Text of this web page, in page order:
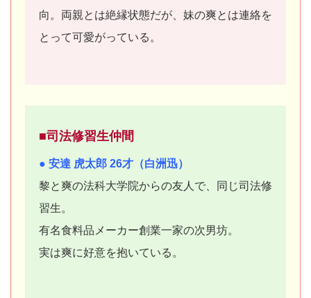
向。両親とは絶縁状態だが、妹の爽とは連絡を
とって可愛がっている。
■司法修習生仲間
● 安達 虎太郎 26才（白洲迅）
黎と爽の法科大学院からの友人で、同じ司法修
習生。
有名食料品メーカー創業一家の次男坊。
実は爽に好意を抱いている。